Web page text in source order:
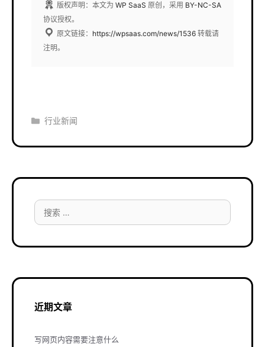
版权声明：本文为 WP SaaS 原创，采用 BY-NC-SA
协议授权。
原文链接： https://wpsaas.com/news/1536 转载请
注明。
分
行业新闻
搜
索：
近期文章
写网页内容需要注意什么